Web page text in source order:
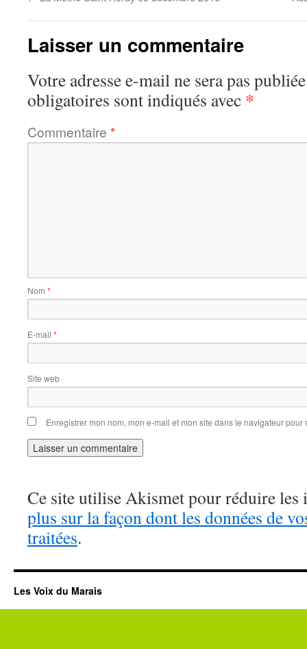
Laisser un commentaire
Votre adresse e-mail ne sera pas
obligatoires sont indiqués avec *
Commentaire *
Nom *
E-mail *
Site web
Enregistrer mon nom, mon e-mail et mon site dans le navigateur
Ce site utilise Akismet pour réduire les
plus sur la façon dont les données de
traitées.
Les Voix du Marais